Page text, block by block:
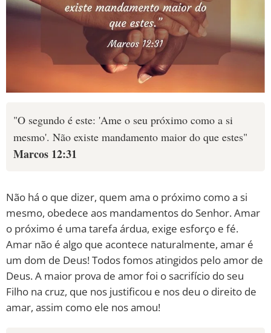
"O segundo é este: 'Ame o seu próximo como a si
mesmo'. Não existe mandamento maior do que estes"
Marcos 12:31
Não há o que dizer, quem ama o próximo como a si
mesmo, obedece aos mandamentos do Senhor. Amar
o próximo é uma tarefa árdua, exige esforço e fé.
Amar não é algo que acontece naturalmente, amar é
um dom de Deus! Todos fomos atingidos pelo amor de
Deus. A maior prova de amor foi o sacrifício do seu
Filho na cruz, que nos justificou e nos deu o direito de
amar, assim como ele nos amou!